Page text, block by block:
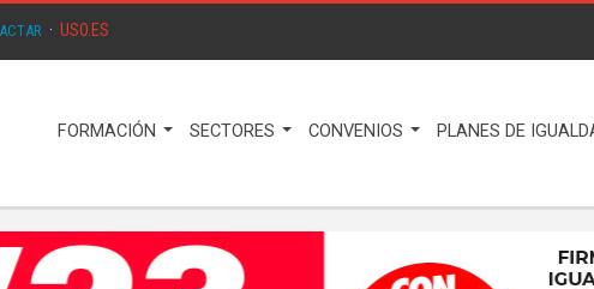
· USO.ES
FORMACIÓN SECTORES CONVENIOS PLANES DE